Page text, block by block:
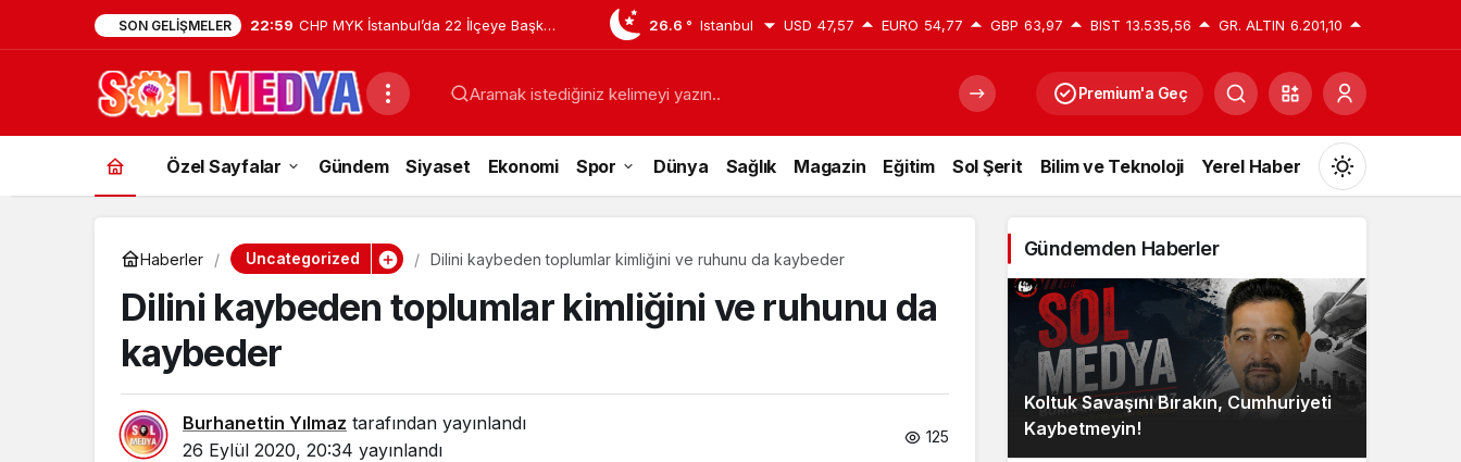
SON GELIŞMELER 22:59 CHP MYK İstanbul’da 22 İlçeye Başkan
Atamasını Yaptı
26.6 ° Istanbul USD 47,57 EURO 54,77 GBP 63,97 BIST 13.535,56 GR. ALTIN 6.201,10
Aramak istediğiniz kelimeyi yazın.. Premium'a Geç
Özel Sayfalar Gündem Siyaset Ekonomi Spor Dünya Sağlık Magazin Eğitim Sol Şerit Bilim ve Teknoloji Yerel Haber
Mod
değiştir
Gündüz Modu
Gündüz modunu seçin.
Gece Modu
Haberler Uncategorized Dilini kaybeden toplumlar kimliğini ve ruhunu da kaybeder
Dilini kaybeden toplumlar kimliğini ve ruhunu da
kaybeder
Burhanettin Yılmaz tarafından yayınlandı
26 Eylül 2020, 20:34 yayınlandı
125
Gündemden Haberler
Koltuk Savaşını Bırakın, Cumhuriyeti
Kaybetmeyin!